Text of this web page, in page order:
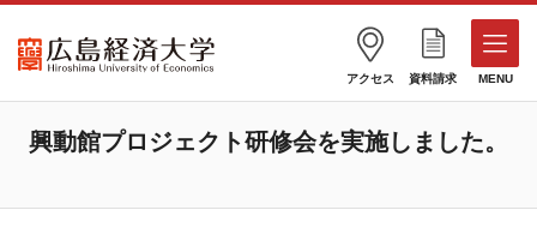
アクセス 資料請求 MENU
興動館プロジェクト研修会を実施しました。